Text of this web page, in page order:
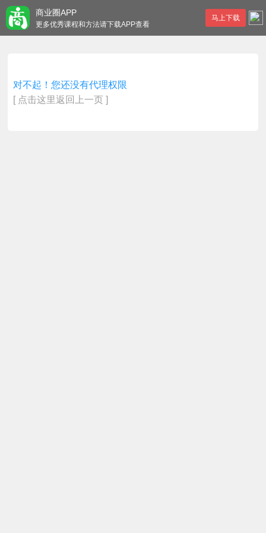
商业圈APP
更多优秀课程和方法请下载APP查看
马上下载
对不起！您还没有代理权限
[ 点击这里返回上一页 ]